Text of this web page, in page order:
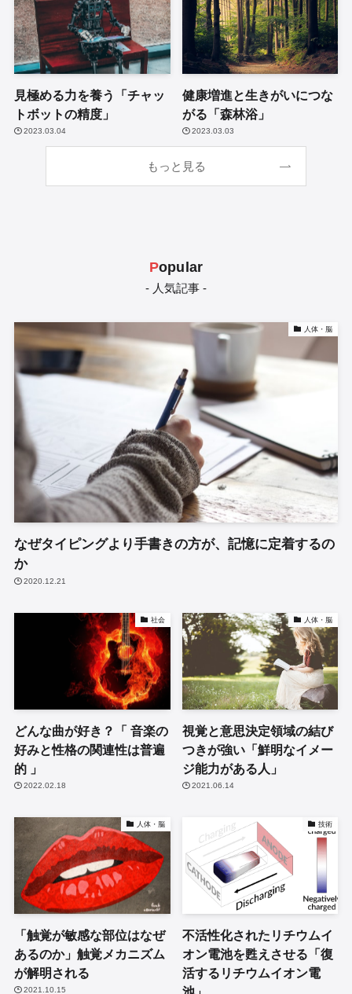
見極める力を養う「チャッ
トボットの精度」
2023.03.04
健康増進と生きがいにつな
がる「森林浴」
2023.03.03
もっと見る
Popular
- 人気記事 -
人体・脳
なぜタイピングより手書きの方が、記憶に定着するの
か
2020.12.21
社会
どんな曲が好き？「 音楽の
好みと性格の関連性は普遍
的 」
2022.02.18
人体・脳
視覚と意思決定領域の結び
つきが強い「鮮明なイメー
ジ能力がある人」
2021.06.14
人体・脳
「触覚が敏感な部位はなぜ
あるのか」触覚メカニズム
が解明される
2021.10.15
技術
不活性化されたリチウムイ
オン電池を甦えさせる「復
活するリチウムイオン電